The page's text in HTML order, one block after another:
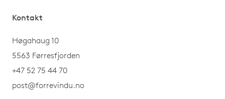
Kontakt
Høgahaug 10
5563 Førresfjorden
+47 52 75 44 70
post@forrevindu.no